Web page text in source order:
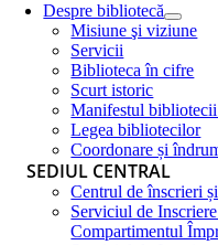
Despre bibliotecă
Misiune şi viziune
Servicii
Biblioteca în cifre
Scurt istoric
Manifestul
Legea bibliotecilor
Coordonare și
SEDIUL CENTRAL
Centrul de înscrieri
Serviciul de
Compartimentul